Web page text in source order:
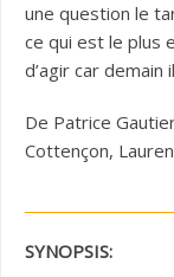
une question le
ce qui est le plus
d’agir car
De Patrice
Cottençon,
SYNOPSIS: